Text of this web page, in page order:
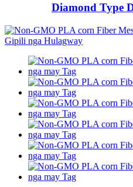
Diamond Type